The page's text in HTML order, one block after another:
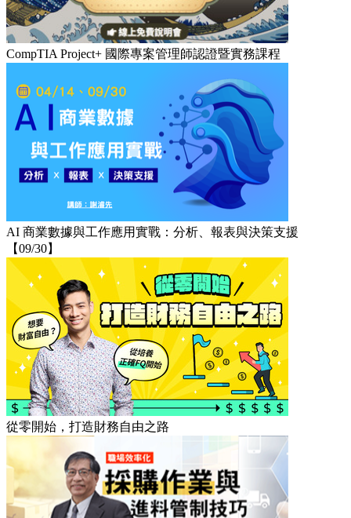
CompTIA Project+ 國際專案管理師認證暨實務課程
AI 商業數據與工作應用實戰：分析、報表與決策支援
【09/30】
從零開始，打造財務自由之路